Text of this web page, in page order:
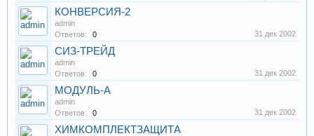
КОНВЕРСИЯ-2
admin
Ответов:
0 31 дек 2002
СИЗ-ТРЕЙД
admin
Ответов:
0 31 дек 2002
МОДУЛЬ-А
admin
Ответов:
0 31 дек 2002
ХИМКОМПЛЕКТЗАЩИТА